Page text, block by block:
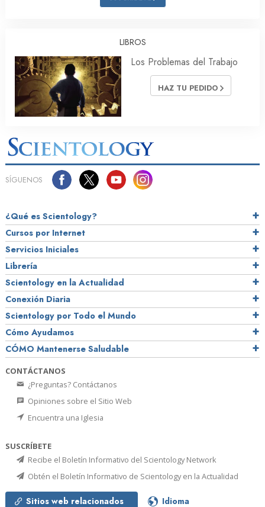
LIBROS
Los Problemas del Trabajo
HAZ TU PEDIDO
SÍGUENOS
¿Qué es Scientology?
Cursos por Internet
Servicios Iniciales
Librería
Scientology en la Actualidad
Conexión Diaria
Scientology por Todo el Mundo
Cómo Ayudamos
CÓMO Mantenerse Saludable
CONTÁCTANOS
¿Preguntas? Contáctanos
Opiniones sobre el Sitio Web
Encuentra una Iglesia
SUSCRÍBETE
Recibe el Boletín Informativo del Scientology Network
Obtén el Boletín Informativo de Scientology en la Actualidad
Sitios web relacionados Idioma